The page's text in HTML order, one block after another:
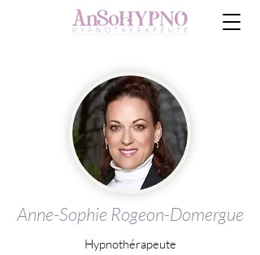
Anne-Sophie Rogeon-Domergue
Hypnothérapeute